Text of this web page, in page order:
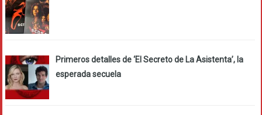
Primeros detalles de ‘El Secreto de La Asistenta’, la
esperada secuela